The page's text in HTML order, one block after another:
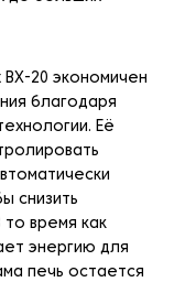
20 экономичен
благодаря
Её
снизить
время как
энергию для
печь остается